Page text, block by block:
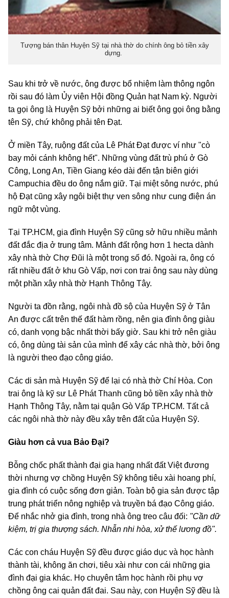
Tượng bán thân Huyện Sỹ tại nhà thờ do chính ông bỏ tiền xây
dựng.
Sau khi trở về nước, ông được bổ nhiệm làm thông ngôn
rồi sau đó làm Ủy viên Hội đồng Quản hạt Nam kỳ. Người
ta gọi ông là Huyện Sỹ bởi những ai biết ông gọi ông bằng
tên Sỹ, chứ không phải tên Đạt.
Ở miền Tây, ruộng đất của Lê Phát Đạt được ví như "cò
bay mỏi cánh không hết". Những vùng đất trù phú ở Gò
Công, Long An, Tiền Giang kéo dài đến tận biên giới
Campuchia đều do ông nắm giữ. Tại miệt sông nước, phú
hộ Đạt cũng xây ngôi biệt thự ven sông như cung điện án
ngữ một vùng.
Tại TP.HCM, gia đình Huyện Sỹ cũng sở hữu nhiều mảnh
đất đắc địa ở trung tâm. Mảnh đất rộng hơn 1 hecta dành
xây nhà thờ Chợ Đũi là một trong số đó. Ngoài ra, ông có
rất nhiều đất ở khu Gò Vấp, nơi con trai ông sau này dùng
một phần xây nhà thờ Hạnh Thông Tây.
Người ta đồn rằng, ngôi nhà đồ sộ của Huyện Sỹ ở Tân
An được cất trên thế đất hàm rồng, nên gia đình ông giàu
có, danh vọng bậc nhất thời bấy giờ. Sau khi trở nên giàu
có, ông dùng tài sản của mình để xây các nhà thờ, bởi ông
là người theo đạo công giáo.
Các di sản mà Huyện Sỹ để lại có nhà thờ Chí Hòa. Con
trai ông là kỹ sư Lê Phát Thanh cũng bỏ tiền xây nhà thờ
Hạnh Thông Tây, nằm tại quận Gò Vấp TP.HCM. Tất cả
các ngôi nhà thờ này đều xây trên đất của Huyện Sỹ.
Giàu hơn cả vua Bảo Đại?
Bỗng chốc phất thành đại gia hạng nhất đất Việt đương
thời nhưng vợ chồng Huyện Sỹ không tiêu xài hoang phí,
gia đình có cuộc sống đơn giản. Toàn bộ gia sản được tập
trung phát triển nông nghiệp và truyền bá đạo Công giáo.
Để nhắc nhở gia đình, trong nhà ông treo câu đối: "Cần dữ
kiệm, trị gia thượng sách. Nhẫn nhi hòa, xử thế lương đồ".
Các con cháu Huyện Sỹ đều được giáo dục và học hành
thành tài, không ăn chơi, tiêu xài như con cái những gia
đình đại gia khác. Họ chuyên tâm học hành rồi phụ vợ
chồng ông cai quản đất đai. Sau này, con Huyện Sỹ đều là